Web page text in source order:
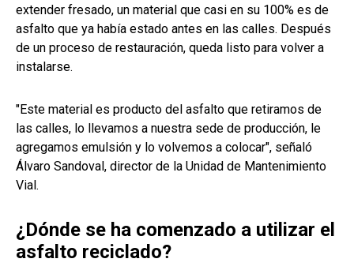
extender fresado, un material que casi en su 100% es de
asfalto que ya había estado antes en las calles. Después
de un proceso de restauración, queda listo para volver a
instalarse.
"Este material es producto del asfalto que retiramos de
las calles, lo llevamos a nuestra sede de producción, le
agregamos emulsión y lo volvemos a colocar", señaló
Álvaro Sandoval, director de la Unidad de Mantenimiento
Vial.
¿Dónde se ha comenzado a utilizar el
asfalto reciclado?